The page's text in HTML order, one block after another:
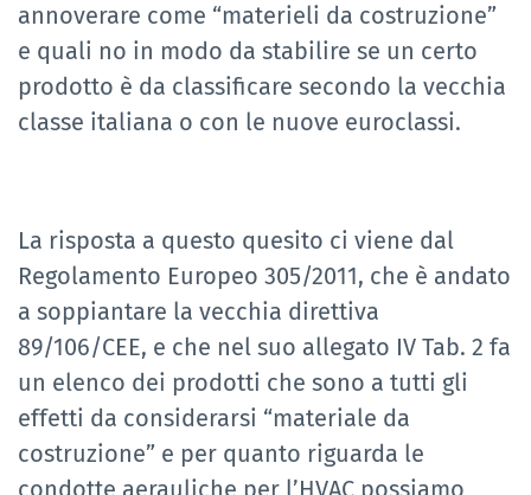
annoverare come “materieli da costruzione”
e quali no in modo da stabilire se un certo
prodotto è da classificare secondo la vecchia
classe italiana o con le nuove euroclassi.
La risposta a questo quesito ci viene dal
Regolamento Europeo 305/2011, che è andato
a soppiantare la vecchia direttiva
89/106/CEE, e che nel suo allegato IV Tab. 2 fa
un elenco dei prodotti che sono a tutti gli
effetti da considerarsi “materiale da
costruzione” e per quanto riguarda le
condotte aerauliche per l’HVAC possiamo